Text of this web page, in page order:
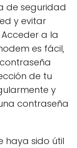
de seguridad
y evitar
a la
es fácil,
de tu
y
contraseña
haya sido útil